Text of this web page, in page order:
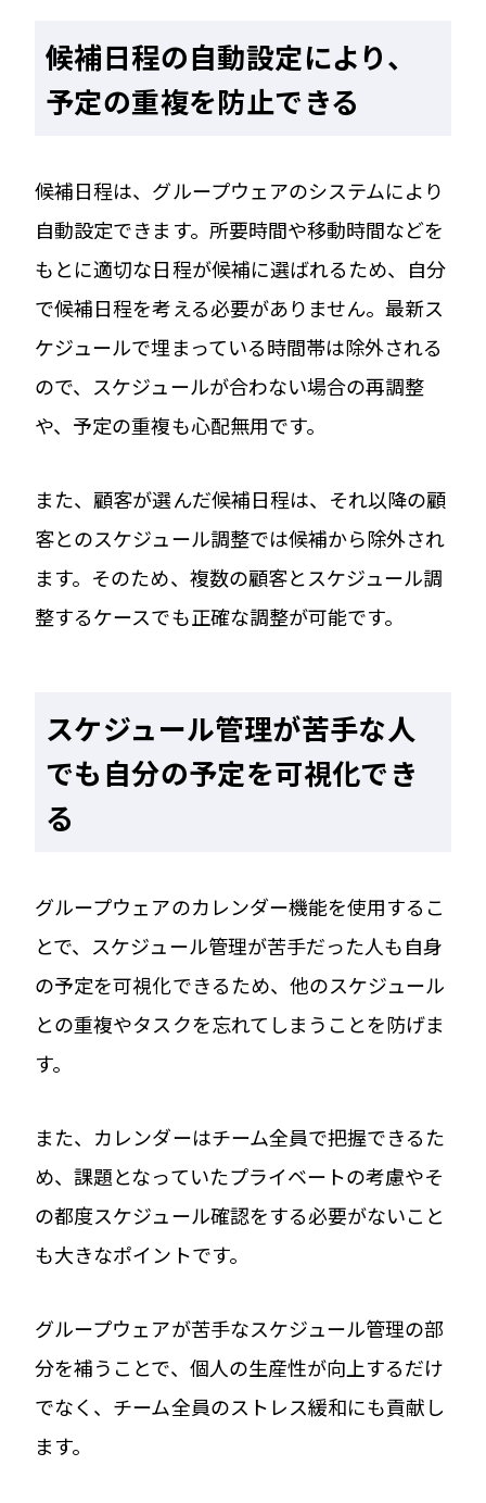
候補日程の自動設定により、
予定の重複を防止できる
候補日程は、グループウェアのシステムにより
自動設定できます。所要時間や移動時間などを
もとに適切な日程が候補に選ばれるため、自分
で候補日程を考える必要がありません。最新ス
ケジュールで埋まっている時間帯は除外される
ので、スケジュールが合わない場合の再調整
や、予定の重複も心配無用です。
また、顧客が選んだ候補日程は、それ以降の顧
客とのスケジュール調整では候補から除外され
ます。そのため、複数の顧客とスケジュール調
整するケースでも正確な調整が可能です。
スケジュール管理が苦手な人
でも自分の予定を可視化でき
る
グループウェアのカレンダー機能を使用するこ
とで、スケジュール管理が苦手だった人も自身
の予定を可視化できるため、他のスケジュール
との重複やタスクを忘れてしまうことを防げま
す。
また、カレンダーはチーム全員で把握できるた
め、課題となっていたプライベートの考慮やそ
の都度スケジュール確認をする必要がないこと
も大きなポイントです。
グループウェアが苦手なスケジュール管理の部
分を補うことで、個人の生産性が向上するだけ
でなく、チーム全員のストレス緩和にも貢献し
ます。